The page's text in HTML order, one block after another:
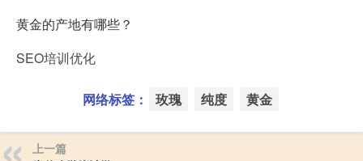
黄金的产地有哪些？
SEO培训优化
网络标签： 玫瑰 纯度 黄金
上一篇